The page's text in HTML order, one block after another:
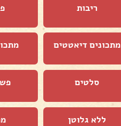
ריבות
מתכונים דיאטטים
סלטים
ללא גלוטן